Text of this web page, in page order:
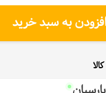
افزودن به سبد خرید